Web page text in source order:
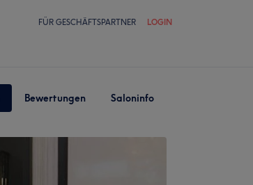
FÜR GESCHÄFTSPARTNER LOGIN
Bewertungen Saloninfo